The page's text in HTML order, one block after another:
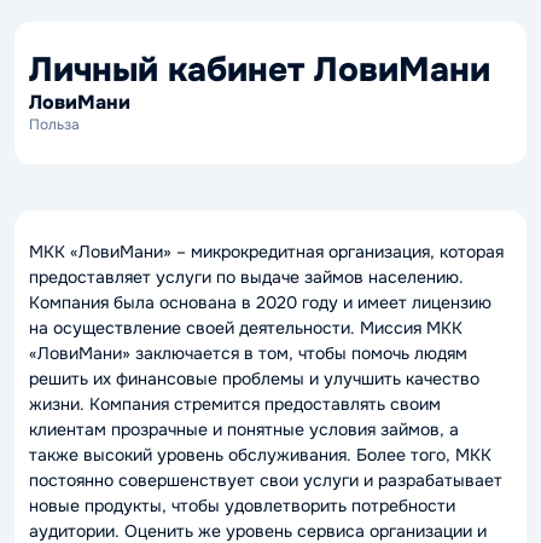
Личный кабинет ЛовиМани
ЛовиМани
Польза
МКК «ЛовиМани» – микрокредитная организация, которая
предоставляет услуги по выдаче займов населению.
Компания была основана в 2020 году и имеет лицензию
на осуществление своей деятельности. Миссия МКК
«ЛовиМани» заключается в том, чтобы помочь людям
решить их финансовые проблемы и улучшить качество
жизни. Компания стремится предоставлять своим
клиентам прозрачные и понятные условия займов, а
также высокий уровень обслуживания. Более того, МКК
постоянно совершенствует свои услуги и разрабатывает
новые продукты, чтобы удовлетворить потребности
аудитории. Оценить же уровень сервиса организации и